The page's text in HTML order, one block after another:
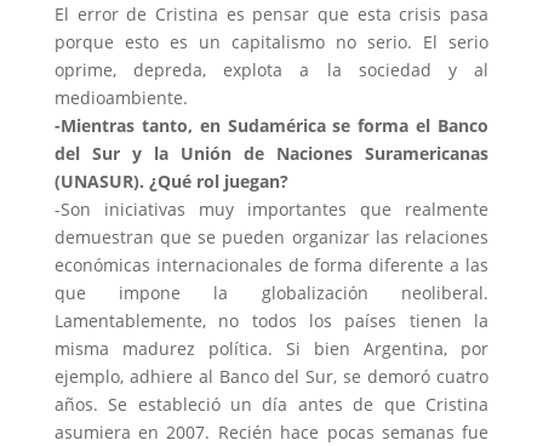
El error de Cristina es pensar que esta crisis pasa
porque esto es un capitalismo no serio. El serio
oprime, depreda, explota a la sociedad y al
medioambiente.
-Mientras tanto, en Sudamérica se forma el Banco
del Sur y la Unión de Naciones Suramericanas
(UNASUR). ¿Qué rol juegan?
-Son iniciativas muy importantes que realmente
demuestran que se pueden organizar las relaciones
económicas internacionales de forma diferente a las
que impone la globalización neoliberal.
Lamentablemente, no todos los países tienen la
misma madurez política. Si bien Argentina, por
ejemplo, adhiere al Banco del Sur, se demoró cuatro
años. Se estableció un día antes de que Cristina
asumiera en 2007. Recién hace pocas semanas fue